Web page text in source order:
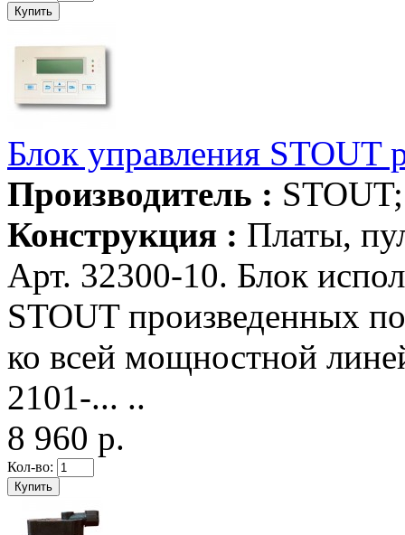
Блок управления
Производитель :
Конструкция : Платы,
Арт. 32300-10. Блок
STOUT произведенных
ко всей мощностной
2101-... ..
8 960 р.
Кол-во: